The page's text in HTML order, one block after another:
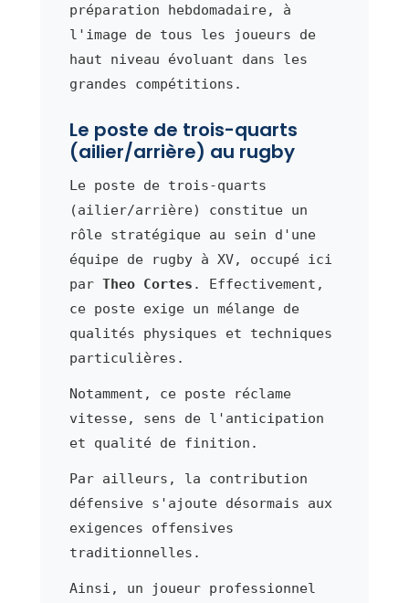
préparation hebdomadaire, à
l'image de tous les joueurs de
haut niveau évoluant dans les
grandes compétitions.
Le poste de trois-quarts
(ailier/arrière) au rugby
Le poste de trois-quarts
(ailier/arrière) constitue un
rôle stratégique au sein d'une
équipe de rugby à XV, occupé ici
par Theo Cortes . Effectivement,
ce poste exige un mélange de
qualités physiques et techniques
particulières.
Notamment, ce poste réclame
vitesse, sens de l'anticipation
et qualité de finition.
Par ailleurs, la contribution
défensive s'ajoute désormais aux
exigences offensives
traditionnelles.
Ainsi, un joueur professionnel